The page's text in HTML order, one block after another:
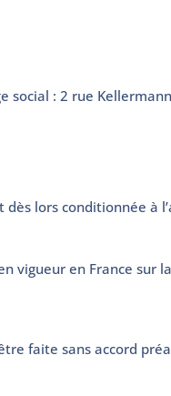
social : 2 rue
lors conditionnée à
vigueur en France sur
faite sans accord